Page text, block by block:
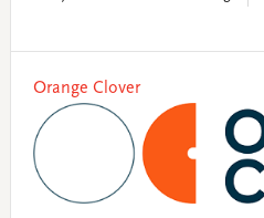
Sidebar
Orange Clover